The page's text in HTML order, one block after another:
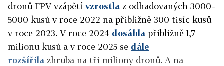
dronů FPV vzápětívzrostla z odhadovaných 3000–
5000 kusů v roce 2022 na přibližně 300 tisíc kusů
v roce 2023. V roce 2024 dosáhla přibližně 1,7
milionu kusů a v roce 2025 se dále
rozšířila zhruba na tři miliony dronů. A na